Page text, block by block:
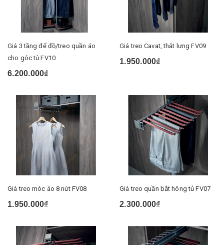
Giá 3 tầng để đồ/treo quần áo
cho góc tủ FV10
6.200.000₫
Giá treo Cavat, thắt lưng FV09
1.950.000₫
Giá treo móc áo 8 nút FV08
1.950.000₫
Giá treo quần bắt hông tủ FV07
2.300.000₫